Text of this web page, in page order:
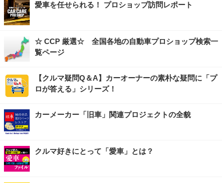
愛車を任せられる！ プロショップ訪問レポート
☆ CCP 厳選☆ 全国各地の自動車プロショップ検索一
覧ページ
【クルマ疑問Q＆A】カーオーナーの素朴な疑問に「プ
ロが答える」シリーズ！
カーメーカー「旧車」関連プロジェクトの全貌
クルマ好きにとって「愛車」とは？